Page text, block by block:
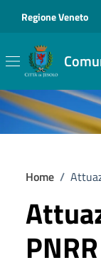
Regione Veneto
Home /
PNRR